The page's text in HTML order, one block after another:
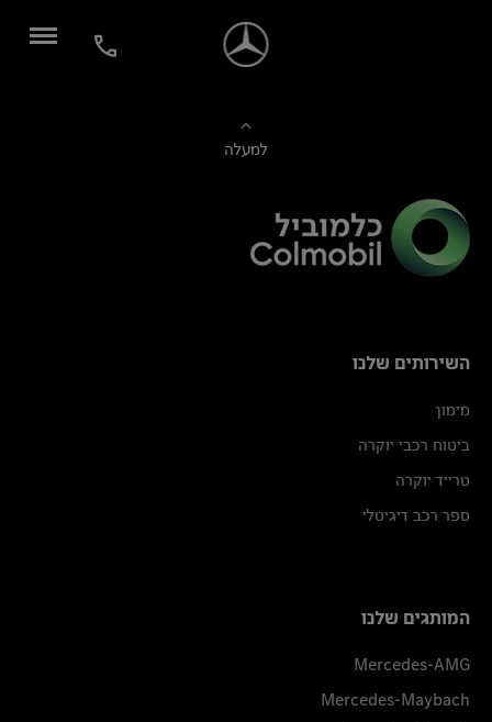
למעלה
השירותים שלנו
מימון
ביטוח רכבי יוקרה
טרייד יוקרה
ספר רכב דיגיטלי
המותגים שלנו
Mercedes-AMG
Mercedes-Maybach